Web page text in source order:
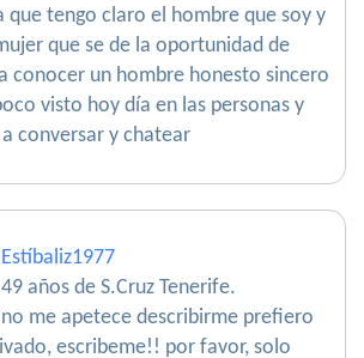
que tengo claro el hombre que soy y
que se de la oportunidad de
conocer un hombre honesto sincero
visto hoy día en las personas y
conversar y chatear
Estíbaliz1977
49 años de S.Cruz Tenerife.
no me apetece describirme prefiero
escribeme!! por favor, solo